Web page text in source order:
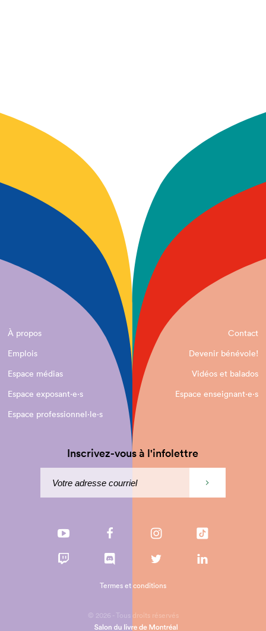
À propos
Contact
Emplois
Devenir bénévole!
Espace médias
Vidéos et balados
Espace exposant·e⋅s
Espace enseignant·e⋅s
Espace professionnel·le⋅s
Inscrivez-vous à l'infolettre
© 2026 - Tous droits réservés
Termes et conditions